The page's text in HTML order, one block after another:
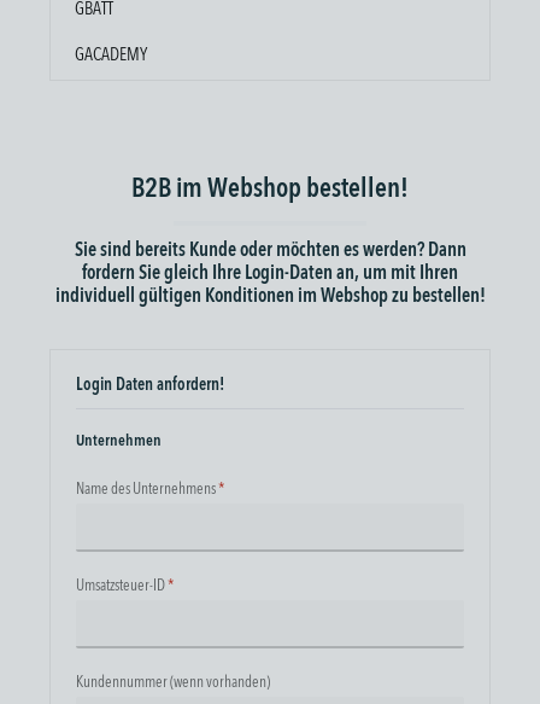
GBATT
GACADEMY
B2B im Webshop bestellen!
Sie sind bereits Kunde oder möchten es werden? Dann
fordern Sie gleich Ihre Login-Daten an, um mit Ihren
individuell gültigen Konditionen im Webshop zu bestellen!
Login Daten anfordern!
Unternehmen
Name des Unternehmens*
Umsatzsteuer-ID*
Kundennummer (wenn vorhanden)